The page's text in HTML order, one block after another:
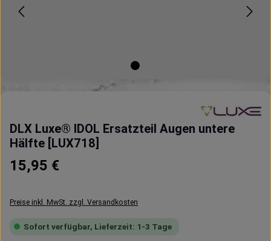
DLX Luxe® IDOL Ersatzteil Augen untere
Hälfte [LUX718]
Regulärer Preis:
15,95 €
Preise inkl. MwSt. zzgl. Versandkosten
Sofort verfügbar, Lieferzeit: 1-3 Tage